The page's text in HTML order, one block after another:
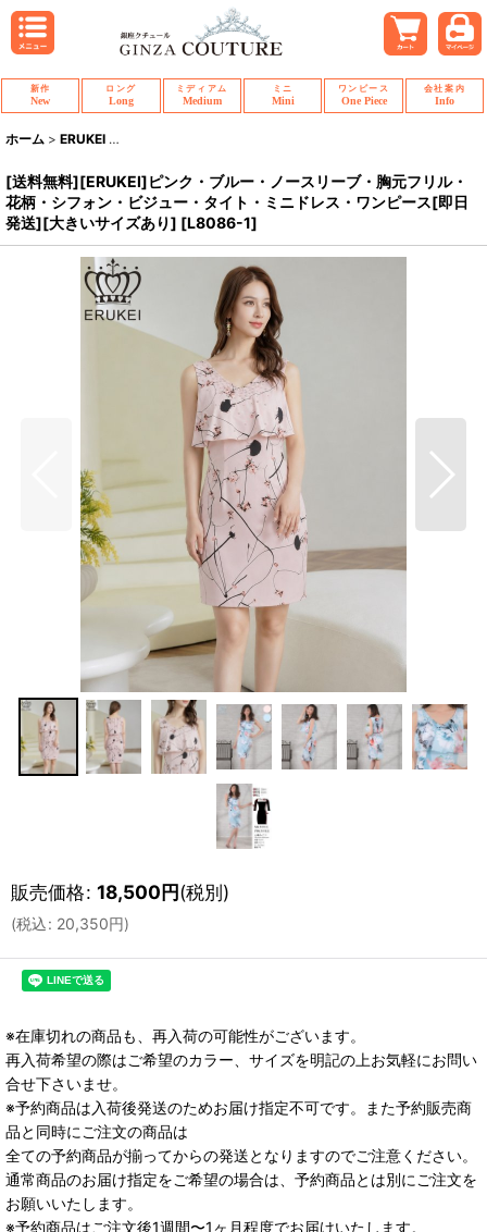
新作
New
ロング
Long
ミディアム
Medium
ミニ
Mini
ワンピース
One Piece
会社案内
Info
ホーム > ERUKEI >
[送料無料][ERUKEI]ピンク・ブルー・ノースリーブ・胸元フリル・
花柄・シフォン・ビジュー・タイト・ミニドレス・ワンピース[即日
発送][大きいサイズあり] [L8086-1]
販売価格: 18,500円(税別)
(税込: 20,350円)
※在庫切れの商品も、再入荷の可能性がございます。
再入荷希望の際はご希望のカラー、サイズを明記の上お気軽にお問い
合せ下さいませ。
※予約商品は入荷後発送のためお届け指定不可です。また予約販売商
品と同時にご注文の商品は
全ての予約商品が揃ってからの発送となりますのでご注意ください。
通常商品のお届け指定をご希望の場合は、予約商品とは別にご注文を
お願いいたします。
※予約商品はご注文後1週間〜1ヶ月程度でお届けいたします。